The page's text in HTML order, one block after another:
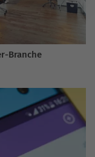
Branche